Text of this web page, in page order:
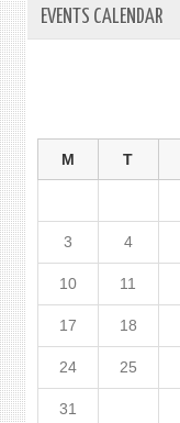
EVENTS CALENDAR
M T
3 4
10 11
17 18
24 25
31